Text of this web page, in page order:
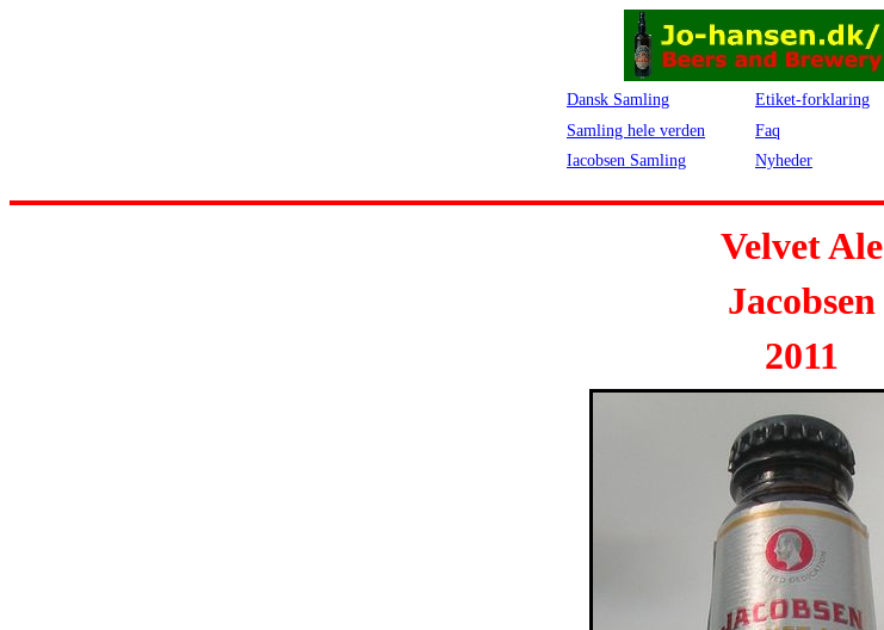
Dansk Samling Etiket-forklaring
Samling hele verden
Faq
Iacobsen Samling
Nyheder
Velvet Ale
Jacobsen
2011